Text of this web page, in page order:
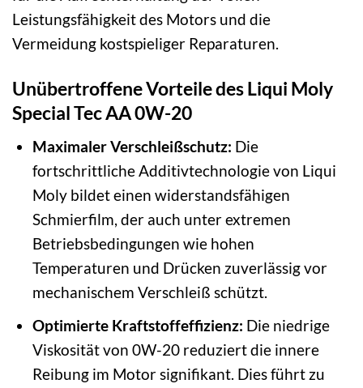
Leistungsfähigkeit des Motors und die
Vermeidung kostspieliger Reparaturen.
Unübertroffene Vorteile des Liqui Moly
Special Tec AA 0W-20
Maximaler Verschleißschutz: Die
fortschrittliche Additivtechnologie von Liqui
Moly bildet einen widerstandsfähigen
Schmierfilm, der auch unter extremen
Betriebsbedingungen wie hohen
Temperaturen und Drücken zuverlässig vor
mechanischem Verschleiß schützt.
Optimierte Kraftstoffeffizienz: Die niedrige
Viskosität von 0W-20 reduziert die innere
Reibung im Motor signifikant. Dies führt zu